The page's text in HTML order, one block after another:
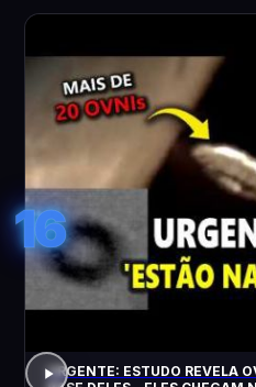
16
URGENTE: ESTUDO REVELA